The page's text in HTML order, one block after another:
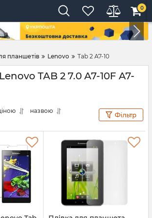
0
планшетів Lenovo Tab 2 A7-10
TAB 2 7.0 A7-10F А7-
назвою
Фільтр